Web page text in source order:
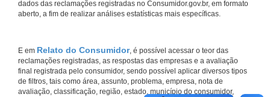
dados das reclamações registradas no Consumidor.gov.br, em formato
aberto, a fim de realizar análises estatísticas mais específicas.
E em Relato do Consumidor, é possível acessar o teor das
reclamações registradas, as respostas das empresas e a avaliação
final registrada pelo consumidor, sendo possível aplicar diversos tipos
de filtros, tais como área, assunto, problema, empresa, nota de
avaliação, classificação, região, estado, município do consumidor,